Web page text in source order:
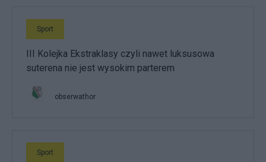
Sport
III Kolejka Ekstraklasy czyli nawet luksusowa
suterena nie jest wysokim parterem
obserwathor
Sport